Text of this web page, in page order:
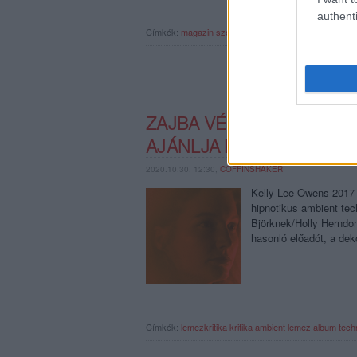
Címkék: magazin szesztay dávid
ZAJBA VÉSETT MESZES
AJÁNLJA KELLY LEE
2020.10.30. 12:30, COFFINSHAKER
Kelly Lee Owens
hipnotikus ambient
Björknek/Holly
hasonló előadót, a
Címkék: lemezkritika kritika ambient lemez album